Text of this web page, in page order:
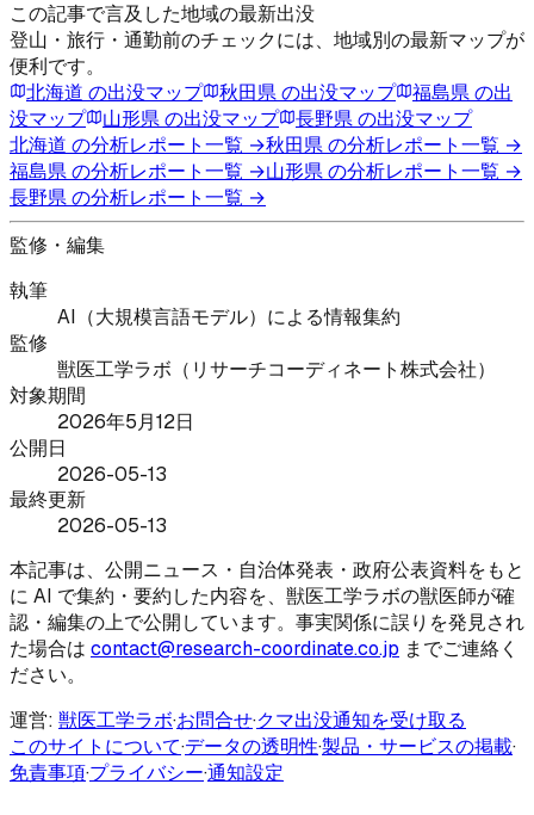
この記事で言及した地域の最新出没
登山・旅行・通勤前のチェックには、地域別の最新マップが
便利です。
北海道 の出没マップ 秋田県の出没マップ 福島県の出
没マップ
山形県の出没マップ 長野県の出没マップ
北海道 の分析レポート一覧 →秋田県の分析レポート一覧 →
福島県の分析レポート一覧 →山形県の分析レポート一覧 →
長野県の分析レポート一覧 →
監修・編集
執筆
AI（大規模言語モデル）による情報集約
監修
獣医工学ラボ（リサーチコーディネート株式会社）
対象期間
2026年5月12日
公開日
2026-05-13
最終更新
2026-05-13
本記事は、公開ニュース・自治体発表・政府公表資料をもと
に AI で集約・要約した内容を、獣医工学ラボの獣医師が確
認・編集の上で公開しています。事実関係に誤りを発見され
た場合は contact@research-coordinate.co.jp までご連絡く
ださい。
運営: 獣医工学ラボ·お問合せ·クマ出没通知を受け取る
このサイトについて·データの透明性·製品・サービスの掲載·
免責事項·プライバシー·通知設定